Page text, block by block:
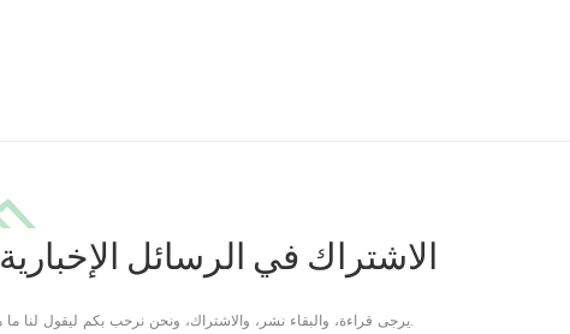
الاشتراك في الرسائل الإخبارية
يرجى قراءة، والبقاء نشر، والاشتراك، ونحن نرحب بكم ليقول لنا ما هو رأيك.